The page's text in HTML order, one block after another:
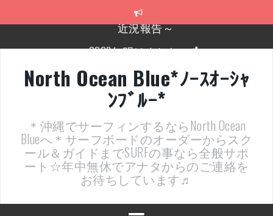
2026年明けました〜
近況報告ww
ヤッチマッターーーー！！！
支部長就任報告と支部予選・検定開催決定！
近況報告～
North Ocean Blue*ﾉｰｽｵｰｼｬ
ﾝﾌﾞﾙｰ*
＊沖縄でサーフィンするならNorth Ocean
Blueへ＊サーフボードのオーダーからスク
ール＆ガイドまでSURFの事なら全般サポ
ート☆年中無休でアナタからのご連絡を
お待ちしています♬